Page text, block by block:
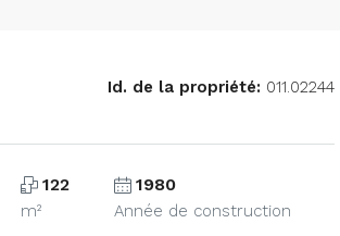
Id. de la propriété: 011.02244
122
m²
1980
Année de construction